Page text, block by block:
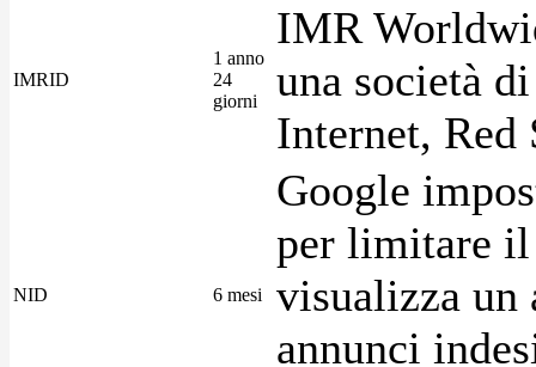
IMRID
1 anno
24
giorni
IMR
una società
Internet, Red
NID 6 mesi
Google
per limitare
visualizza un
annunci